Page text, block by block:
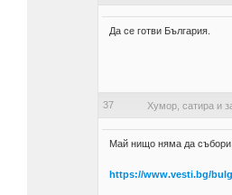
Да се готви България.
37 Хумор, сатира и
Май нищо няма да събори
https://www.vesti.bg/